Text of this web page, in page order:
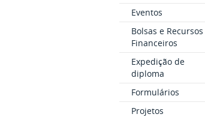
Eventos
Bolsas e Recursos
Financeiros
Expedição de
diploma
Formulários
Projetos